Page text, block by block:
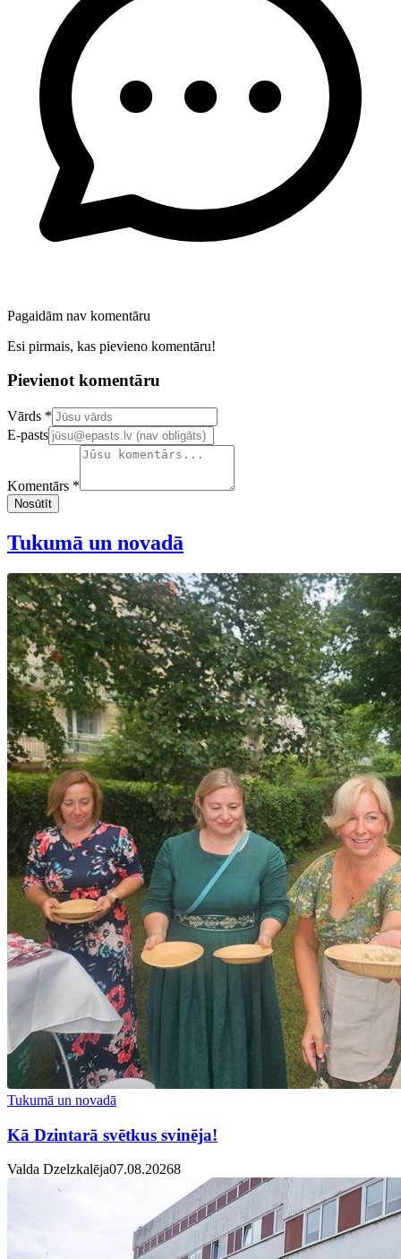
Pagaidām nav komentāru
Esi pirmais, kas pievieno komentāru!
Pievienot komentāru
Confirm your email address
Vārds *
E-pasts
Komentārs *
Nosūtīt
Tukumā un novadā
Tukumā un novadā
Kā Dzintarā svētkus svinēja!
Valda Dzelzkalēja07.08.20268